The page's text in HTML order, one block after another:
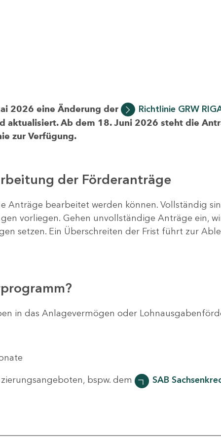
2026 eine Änderung der
Richtlinie GRW
aktualisiert. Ab dem 18. Juni 2026 steht die
zur Verfügung.
der Förderanträge
Anträge bearbeitet werden können. Vollständig
vorliegen. Gehen unvollständige Anträge ein,
setzen. Ein Überschreiten der Frist führt zur
in das Anlagevermögen oder
bspw. dem SAB